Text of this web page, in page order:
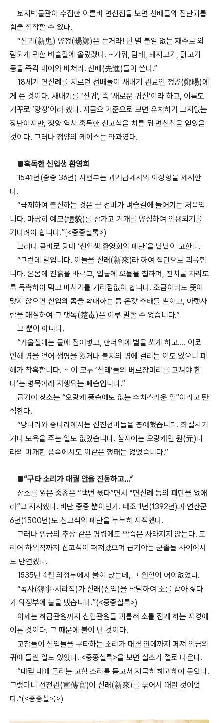
토지박물관이 수집한 이른바 면신첩을 보면 선배들의 집단괴롭
힘을 짐작할 수 있다.
“신귀(新鬼) 양정(暘鄭)은 듣거라! 넌 별 볼일 없는 재주로 외
람되게 귀한 벼슬길에 올랐겠다. ~거위, 담배, 돼지고기, 닭고기
등을 즉각 내어와 바쳐라. 선배(先進)들이 쓴다.”
18세기 면신례를 치르던 선배들이 새내기 관료인 정양(鄭暘)에
게 쓴 것이다. 새내기를 ‘신귀’, 즉 ‘새로운 귀신’이라 하고, 이름도
거꾸로 ‘양정’이라 했다. 지금으 기준으로 보면 유치하기 그지없는
장난이지만, 정양 역시 혹독한 신고식을 치른 뒤 면신첩을 얻었을
것이다. 그러나 정양의 케이스는 약과였다.
■혹독한 신입생 환영회
1541년(중중 36년) 사헌부는 과거급제자의 이상형을 제시한
다.
“급제하여 출신하는 것은 곧 선비가 벼슬길에 들어가는 처음입
니다. 마땅히 예모(禮貌)를 삼가고 기개를 양성하여 임용되기를
기다려야 합니다.”(<중종실록>)
그러나 곧바로 당대 ‘신입생 환영회의 폐단’을 낱낱이 고한다.
“그런데 말입니다. 이들을 신래(新來)라 하여 집단으로 괴롭힙
니다. 온몸에 진흙을 바르고, 얼굴에 오물을 칠하며, 잔치를 차리도
록 독촉하여 먹고 마시기를 거리낌없이 합니다. 조금이라도 뜻이
맞지 않으면 신입의 몸을 학대하는 등 온갖 추태를 벌이고, 아랫사
람을 매질하여 그 맷독(楚毒)은 이루 말할 수 없습니다.”
그 뿐이 아니다.
“겨울철에는 물에 집어넣고, 한더위에 볕을 쐬게 하고…. 이로
인해 병을 얻어 생명을 잃거나 불치의 병에 걸리는 이도 있으니 폐
해가 참혹합니다. ~ 이 모두 ‘신래‘들의 버르장머리를 고쳐야 한
다’는 명목아래 자행되는 폐습입니다.”
급기야 상소는 “오랑캐 풍습에도 없는 수치스러운 일”이라고 탄
식한다.
“당나라와 송나라에서는 신진선비들을 총애했습니다. 좌절시키
거나 모욕을 주는 일도 없었습니다. 심지어는 오랑캐인 원(元)나
라의 미개한 풍속에서도 이같은 행태는 없었습니다.”
■“구타 소리가 대궐 안을 진동하고…”
상소를 읽은 중종은 “백번 옳다”면서 “면신례 등의 폐단을 없애
라”고 지시했다. 비단 중종 뿐이던가. 태조 1년(1392년)과 연산군
6년(1500년)도 신고식의 폐단을 누누히 지적했다.
그러나 임금의 추상 같은 명령에도 악습은 사라지지 않는다. 도
리어 하위직까지 신고식이 퍼져갔으며 급기야는 군졸들 사이에서
도 만연했다.
1535년 4월 의정부에서 불이 났는데, 그 원인이 어이없었다.
“녹사(錄事·서리직)가 신래(신입)을 닥달하여 소를 잡아 삶다
가 의정부에 불을 냈습니다.”(<중종실록>)
이제는 하급관원까지 신입관원들 괴롭혀 소를 잡게 하는 지경에
이른 것이다. 그 때문에 불이 난 것이다.
고참들이 신입들을 구타하는 소리가 대궐 안에까지 퍼져 임금의
귀에 들린 일도 있었다. <중종실록>을 보면 실소가 절로 나온다.
“대궐 내에 들리는 고함 소리를 듣고서 지극히 해괴하여 물었다.
그랬더니 선전관(宣傳官)이 신래(新來)를 묶어서 때린 것이었
다.”(<중종실록>)